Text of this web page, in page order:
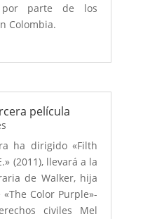
por parte de los
Colombia.
película
ha dirigido «Filth
(2011), llevará a la
de Walker, hija
Color Purple»-
civiles Mel